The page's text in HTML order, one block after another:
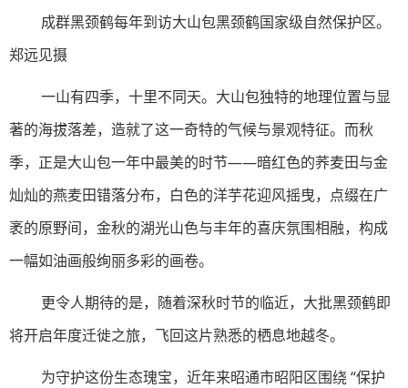
成群黑颈鹤每年到访大山包黑颈鹤国家级自然保护区。
郑远见摄
一山有四季，十里不同天。大山包独特的地理位置与显
著的海拔落差，造就了这一奇特的气候与景观特征。而秋
季，正是大山包一年中最美的时节——暗红色的荞麦田与金
灿灿的燕麦田错落分布，白色的洋芋花迎风摇曳，点缀在广
袤的原野间，金秋的湖光山色与丰年的喜庆氛围相融，构成
一幅如油画般绚丽多彩的画卷。
更令人期待的是，随着深秋时节的临近，大批黑颈鹤即
将开启年度迁徙之旅，飞回这片熟悉的栖息地越冬。
为守护这份生态瑰宝，近年来昭通市昭阳区围绕 “保护